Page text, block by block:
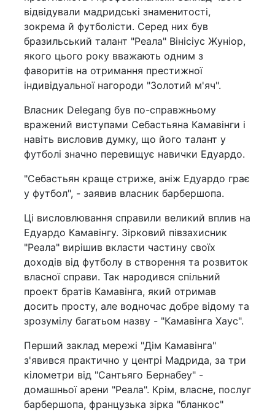
відвідували мадридські знаменитості,
зокрема й футболісти. Серед них був
бразильський талант "Реала" Вінісіус Жуніор,
якого цього року вважають одним з
фаворитів на отримання престижної
індивідуальної нагороди "Золотий м'яч".
Власник Delegang був по-справжньому
вражений виступами Себастьяна Камавінги і
навіть висловив думку, що його талант у
футболі значно перевищує навички Едуардо.
"Себастьян краще стриже, аніж Едуардо грає
у футбол", - заявив власник барбершопа.
Ці висловлювання справили великий вплив на
Едуардо Камавінгу. Зірковий півзахисник
"Реала" вирішив вкласти частину своїх
доходів від футболу в створення та розвиток
власної справи. Так народився спільний
проект братів Камавінга, який отримав
досить просту, але водночас добре відому та
зрозумілу багатьом назву - "Камавінга Хаус".
Перший заклад мережі "Дім Камавінга"
з'явився практично у центрі Мадрида, за три
кілометри від "Сантьяго Бернабеу" -
домашньої арени "Реала". Крім, власне, послуг
барбершопа, французька зірка "бланкос"